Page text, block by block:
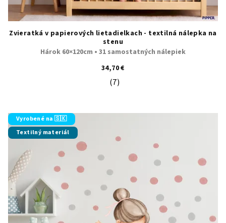
Zvieratká v papierových lietadielkach - textilná nálepka na
stenu
Hárok 60×120cm • 31 samostatných nálepiek
34,70 €
Priemerné hodnotenie produktu
(7)
Vyrobené na 🇸🇰
Textilný materiál